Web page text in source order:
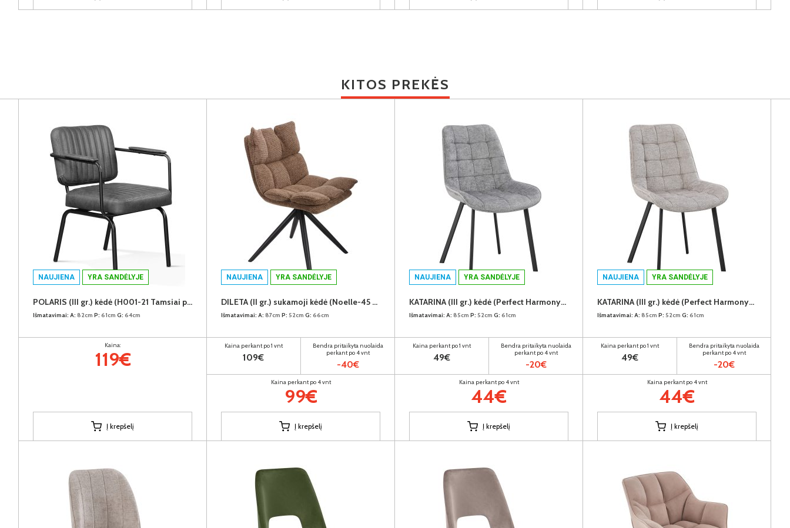
KITOS PREKĖS
NAUJIENA YRA SANDĖLYJE
POLARIS (III gr.) kėdė (H001-21 Tamsiai pilkas)
Išmatavimai: A: 82cm P: 61cm G: 64cm
Kaina:
119€
Į krepšelį
NAUJIENA YRA SANDĖLYJE
DILETA (II gr.) sukamoji kėdė (Noelle-45 Rudas)
Išmatavimai: A: 87cm P: 52cm G: 66cm
Kaina perkant po 1 vnt
109€
Bendra pritaikyta nuolaida
perkant po 4 vnt
-40€
Kaina perkant po 4 vnt
99€
Į krepšelį
NAUJIENA YRA SANDĖLYJE
KATARINA (III gr.) kėdė (Perfect Harmony-85)
Išmatavimai: A: 85cm P: 52cm G: 61cm
Kaina perkant po 1 vnt
49€
Bendra pritaikyta nuolaida
perkant po 4 vnt
-20€
Kaina perkant po 4 vnt
44€
Į krepšelį
NAUJIENA YRA SANDĖLYJE
KATARINA (III gr.) kėdė (Perfect Harmony-04)
Išmatavimai: A: 85cm P: 52cm G: 61cm
Kaina perkant po 1 vnt
49€
Bendra pritaikyta nuolaida
perkant po 4 vnt
-20€
Kaina perkant po 4 vnt
44€
Į krepšelį